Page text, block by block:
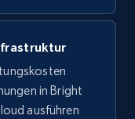
by using
Initial
count, and
in Bright
ausführen